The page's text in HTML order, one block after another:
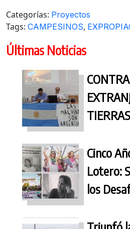
Categorías: Proyectos
Tags: CAMPESINOS,
Últimas Noticias
TIERRAS
Cinco
Lotero:
los